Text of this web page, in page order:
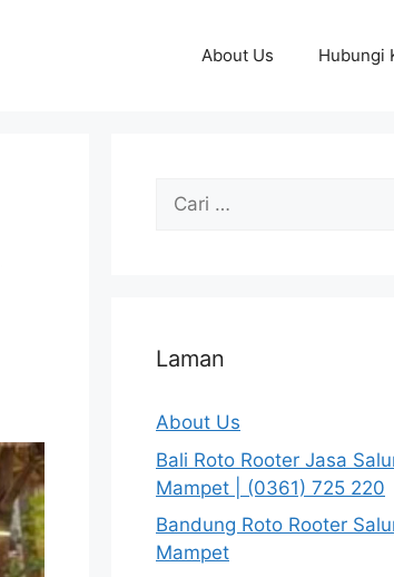
About Us Hubungi
Cari
Laman
About Us
Bali Roto Rooter Jasa
Mampet | (0361) 725 220
Bandung Roto Rooter
Mampet